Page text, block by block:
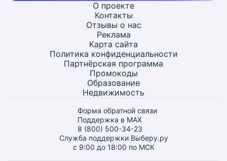
О проекте
Контакты
Отзывы о нас
Реклама
Карта сайта
Политика конфиденциальности
Партнёрская программа
Промокоды
Образование
Недвижимость
Форма обратной связи
Поддержка в MAX
8 (800) 500-34-23
Служба поддержки Выберу.ру
с 9:00 до 18:00 по МСК